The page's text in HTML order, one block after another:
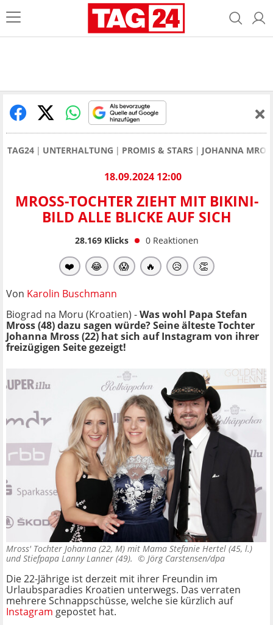
TAG24 UNTERHALTUNG PROMIS & STARS JOHANNA
18.09.2024 12:00
MROSS-TOCHTER ZIEHT MIT BIKINI-
BILD ALLE BLICKE AUF SICH
28.169Klicks 0 Reaktionen
❤️ 😂 😱 🔥 😥 👏
Von Karolin Buschmann
Biograd na Moru (Kroatien) -Was wohl Papa Stefan
Mross (48) dazu sagen würde? Seine älteste Tochter
Johanna Mross (22) hat sich auf Instagram von ihrer
freizügigen Seite gezeigt!
Mross' Tochter Johanna (22, M) mit Mama Stefanie Hertel (45, l.)
und Stiefpapa Lanny Lanner (49). © Jörg Carstensen/dpa
Die 22-Jährige ist derzeit mit ihrer Freundin im
Urlaubsparadies Kroatien unterwegs. Das verraten
mehrere Schnappschüsse, welche sie kürzlich auf
Instagram gepostet hat.